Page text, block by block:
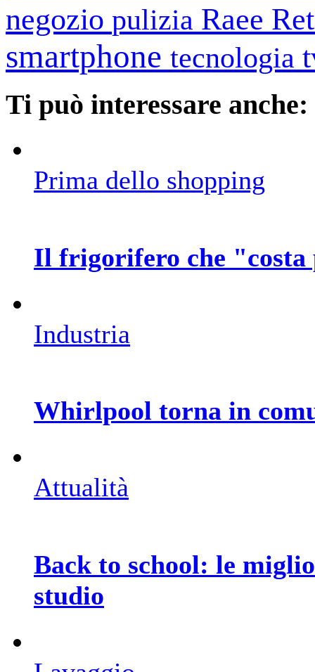
negozio pulizia Raee
smartphone tecnologia
Ti può interessare anche:
Prima dello shopping
Il frigorifero che "costa
Industria
Whirlpool torna in
Attualità
Back to school: le
studio